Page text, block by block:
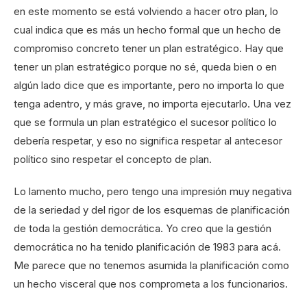
en este momento se está volviendo a hacer otro plan, lo
cual indica que es más un hecho formal que un hecho de
compromiso concreto tener un plan estratégico. Hay que
tener un plan estratégico porque no sé, queda bien o en
algún lado dice que es importante, pero no importa lo que
tenga adentro, y más grave, no importa ejecutarlo. Una vez
que se formula un plan estratégico el sucesor político lo
debería respetar, y eso no significa respetar al antecesor
político sino respetar el concepto de plan.
Lo lamento mucho, pero tengo una impresión muy negativa
de la seriedad y del rigor de los esquemas de planificación
de toda la gestión democrática. Yo creo que la gestión
democrática no ha tenido planificación de 1983 para acá.
Me parece que no tenemos asumida la planificación como
un hecho visceral que nos comprometa a los funcionarios.